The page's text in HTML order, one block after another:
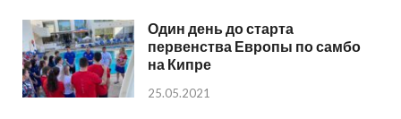
Один день до старта
первенства Европы по самбо
на Кипре
25.05.2021